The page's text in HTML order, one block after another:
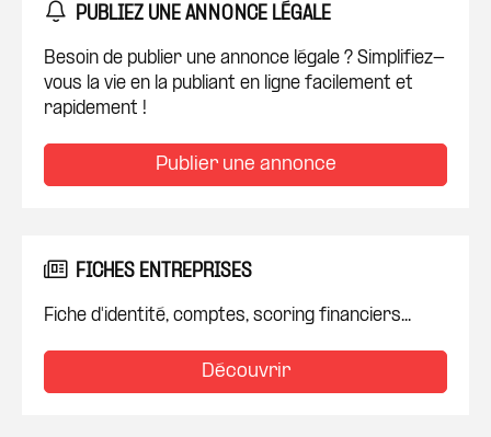
PUBLIEZ UNE ANNONCE LÉGALE
Besoin de publier une annonce légale ? Simplifiez-
vous la vie en la publiant en ligne facilement et
rapidement !
Publier une annonce
FICHES ENTREPRISES
Fiche d'identité, comptes, scoring financiers...
Découvrir